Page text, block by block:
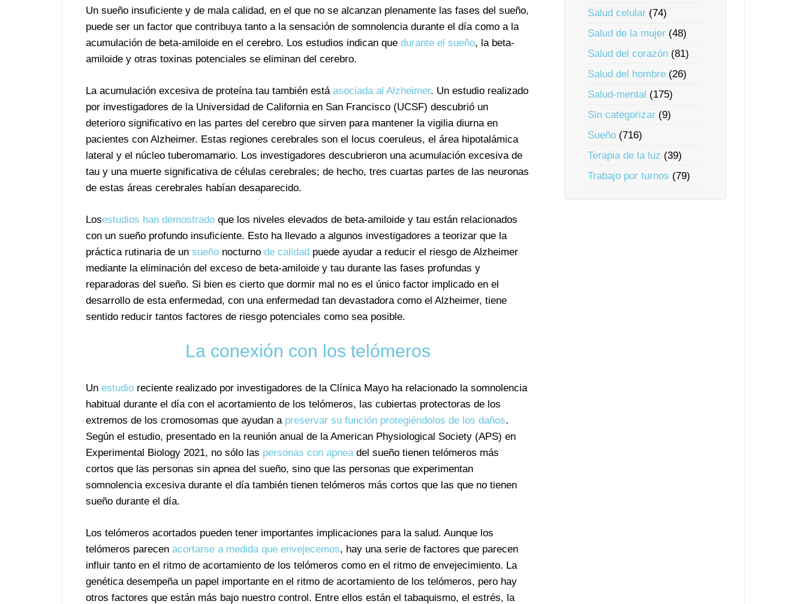
Un sueño insuficiente y de mala calidad, en el que no se alcanzan plenamente las fases del sueño,
puede ser un factor que contribuya tanto a la sensación de somnolencia durante el día como a la
acumulación de beta-amiloide en el cerebro. Los estudios indican que durante el sueño, la beta-
amiloide y otras toxinas potenciales se eliminan del cerebro.
La acumulación excesiva de proteína tau también está asociada al Alzheimer. Un estudio realizado
por investigadores de la Universidad de California en San Francisco (UCSF) descubrió un
deterioro significativo en las partes del cerebro que sirven para mantener la vigilia diurna en
pacientes con Alzheimer. Estas regiones cerebrales son el locus coeruleus, el área hipotalámica
lateral y el núcleo tuberomamario. Los investigadores descubrieron una acumulación excesiva de
tau y una muerte significativa de células cerebrales; de hecho, tres cuartas partes de las neuronas
de estas áreas cerebrales habían desaparecido.
Losestudios han demostrado que los niveles elevados de beta-amiloide y tau están relacionados
con un sueño profundo insuficiente. Esto ha llevado a algunos investigadores a teorizar que la
práctica rutinaria de un sueño nocturno de calidad puede ayudar a reducir el riesgo de Alzheimer
mediante la eliminación del exceso de beta-amiloide y tau durante las fases profundas y
reparadoras del sueño. Si bien es cierto que dormir mal no es el único factor implicado en el
desarrollo de esta enfermedad, con una enfermedad tan devastadora como el Alzheimer, tiene
sentido reducir tantos factores de riesgo potenciales como sea posible.
La conexión con los telómeros
Un estudio reciente realizado por investigadores de la Clínica Mayo ha relacionado la somnolencia
habitual durante el día con el acortamiento de los telómeros, las cubiertas protectoras de los
extremos de los cromosomas que ayudan a preservar su función protegiéndolos de los daños.
Según el estudio, presentado en la reunión anual de la American Physiological Society (APS) en
Experimental Biology 2021, no sólo las personas con apneadel sueño tienen telómeros más
cortos que las personas sin apnea del sueño, sino que las personas que experimentan
somnolencia excesiva durante el día también tienen telómeros más cortos que las que no tienen
sueño durante el día.
Los telómeros acortados pueden tener importantes implicaciones para la salud. Aunque los
telómeros parecen acortarse a medida que envejecemos, hay una serie de factores que parecen
influir tanto en el ritmo de acortamiento de los telómeros como en el ritmo de envejecimiento. La
genética desempeña un papel importante en el ritmo de acortamiento de los telómeros, pero hay
otros factores que están más bajo nuestro control. Entre ellos están el tabaquismo, el estrés, la
Salud celular (74)
Salud de la mujer (48)
Salud del corazón (81)
Salud del hombre (26)
Salud-mental (175)
Sin categorizar (9)
Sueño (716)
Terapia de la luz (39)
Trabajo por turnos (79)